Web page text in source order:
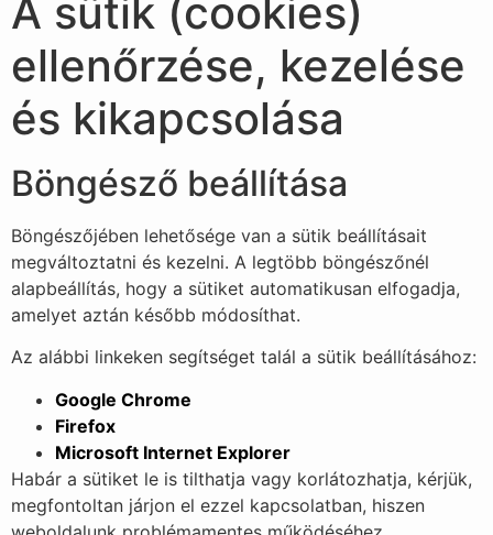
A sütik (cookies)
ellenőrzése, kezelése
és kikapcsolása
Böngésző beállítása
Böngészőjében lehetősége van a sütik beállításait
megváltoztatni és kezelni. A legtöbb böngészőnél
alapbeállítás, hogy a sütiket automatikusan elfogadja,
amelyet aztán később módosíthat.
Az alábbi linkeken segítséget talál a sütik beállításához:
Google Chrome
Firefox
Microsoft Internet Explorer
Habár a sütiket le is tilthatja vagy korlátozhatja, kérjük,
megfontoltan járjon el ezzel kapcsolatban, hiszen